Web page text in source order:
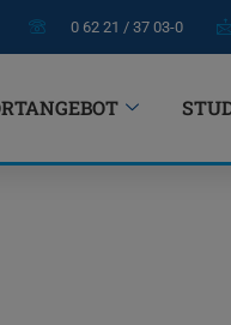
0 62 21 / 37 03-0